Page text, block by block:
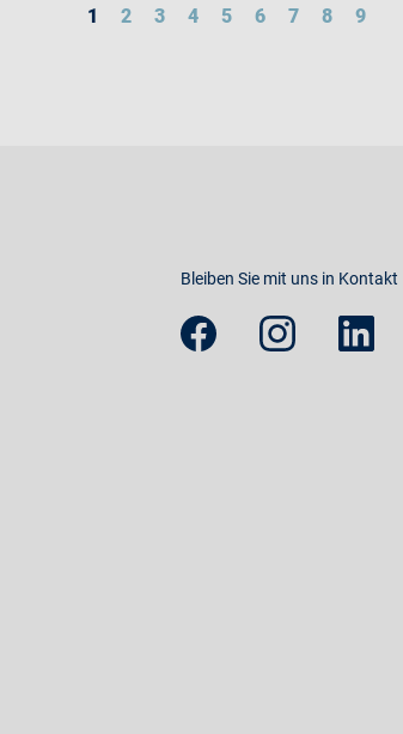
1 2 3 4 5 6 7 8 9
Bleiben Sie mit uns in Kontakt